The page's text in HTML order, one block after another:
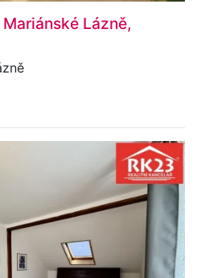
Lázně,